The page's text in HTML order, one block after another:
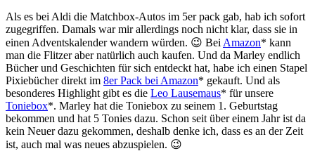
Als es bei Aldi die Matchbox-Autos im 5er pack gab, hab ich sofort
zugegriffen. Damals war mir allerdings noch nicht klar, dass sie in
einen Adventskalender wandern würden. 😉 Bei Amazon* kann
man die Flitzer aber natürlich auch kaufen. Und da Marley endlich
Bücher und Geschichten für sich entdeckt hat, habe ich einen Stapel
Pixiebücher direkt im 8er Pack bei Amazon* gekauft. Und als
besonderes Highlight gibt es die Leo Lausemaus* für unsere
Toniebox*. Marley hat die Toniebox zu seinem 1. Geburtstag
bekommen und hat 5 Tonies dazu. Schon seit über einem Jahr ist da
kein Neuer dazu gekommen, deshalb denke ich, dass es an der Zeit
ist, auch mal was neues abzuspielen. 😉